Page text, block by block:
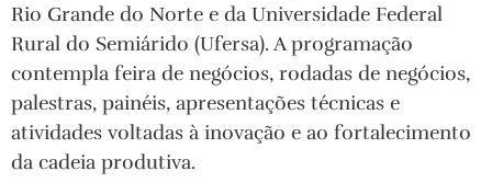
Rio Grande do Norte e da Universidade Federal
Rural do Semiárido (Ufersa). A programação
contempla feira de negócios, rodadas de negócios,
palestras, painéis, apresentações técnicas e
atividades voltadas à inovação e ao fortalecimento
da cadeia produtiva.